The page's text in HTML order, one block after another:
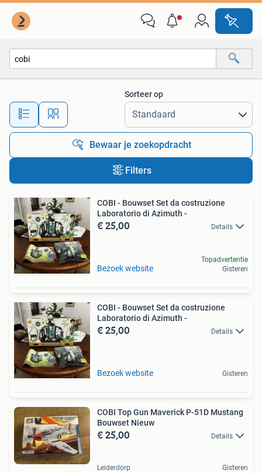
Alle afstanden…
Sorteer op
Bewaar je zoekopdracht
Filters
COBI - Bouwset Set da costruzione
Laboratorio di Azimuth -
€ 25,00 Details
Bezoek website
Topadvertentie
Gisteren
COBI - Bouwset Set da costruzione
Laboratorio di Azimuth -
€ 25,00 Details
Bezoek website Gisteren
COBI Top Gun Maverick P-51D Mustang
Bouwset Nieuw
€ 25,00 Details
Leiderdorp Gisteren